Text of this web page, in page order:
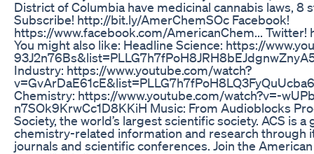
District of Columbia have medicinal cannabis laws, 8
Subscribe! http://bit.ly/AmerChemSOc Facebook!
https://www.facebook.com/AmericanChem...
You might also like: Headline Science: https://
Industry: https://www.youtube.com/watch?
Chemistry: https://www.youtube.com/watch?v=-
n7SOk9KrwCc1D8KKiH Music: From Audioblocks
Society, the world’s largest scientific society. ACS is
chemistry-related information and research through
journals and scientific conferences. Join the